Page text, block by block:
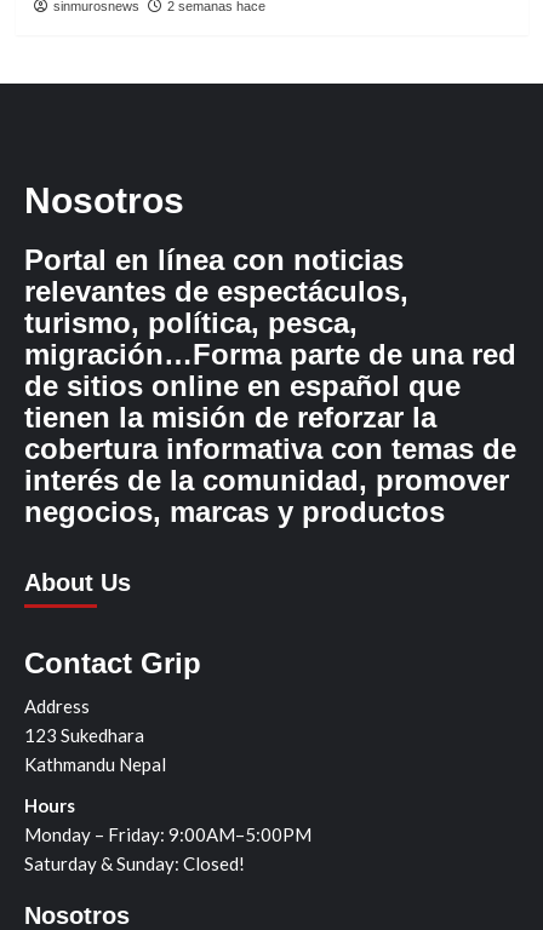
sinmurosnews 2 semanas hace
Nosotros
Portal en línea con noticias
relevantes de espectáculos,
turismo, política, pesca,
migración…Forma parte de una red
de sitios online en español que
tienen la misión de reforzar la
cobertura informativa con temas de
interés de la comunidad, promover
negocios, marcas y productos
About Us
Contact Grip
Address
123 Sukedhara
Kathmandu Nepal
Hours
Monday – Friday: 9:00AM–5:00PM
Saturday & Sunday: Closed!
Nosotros